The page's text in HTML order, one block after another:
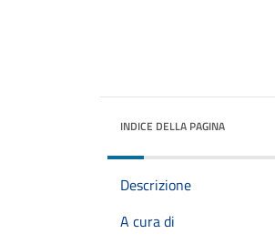
INDICE DELLA PAGINA
Descrizione
A cura di